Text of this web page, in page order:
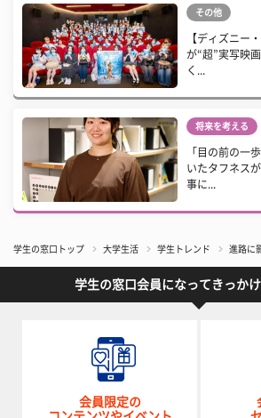
その他
【ディズニー
が“超”実写映
く...
将来を考える
「目の前の一
いたタフネス
事に...
学生の窓口トップ 大学生活 学生トレンド 進路に
学生の窓口会員になってきっか
会員限定の